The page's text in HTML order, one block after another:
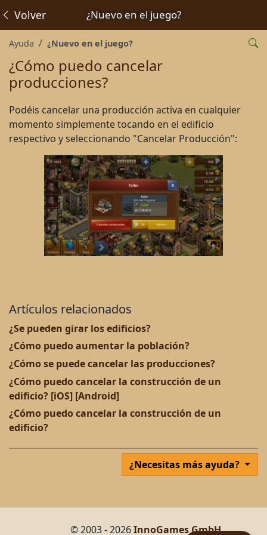
¿Nuevo en el juego?
Volver
Ayuda ¿Nuevo en el juego?
¿Cómo puedo cancelar
producciones?
Podéis cancelar una producción activa en cualquier
momento simplemente tocando en el edificio
respectivo y seleccionando "Cancelar Producción":
Artículos relacionados
¿Se pueden girar los edificios?
¿Cómo puedo aumentar la población?
¿Cómo se puede cancelar las producciones?
¿Cómo puedo cancelar la construcción de un
edificio? [iOS] [Android]
¿Cómo puedo cancelar la construcción de un
edificio?
¿Necesitas más ayuda?
© 2003 - 2026InnoGames GmbH